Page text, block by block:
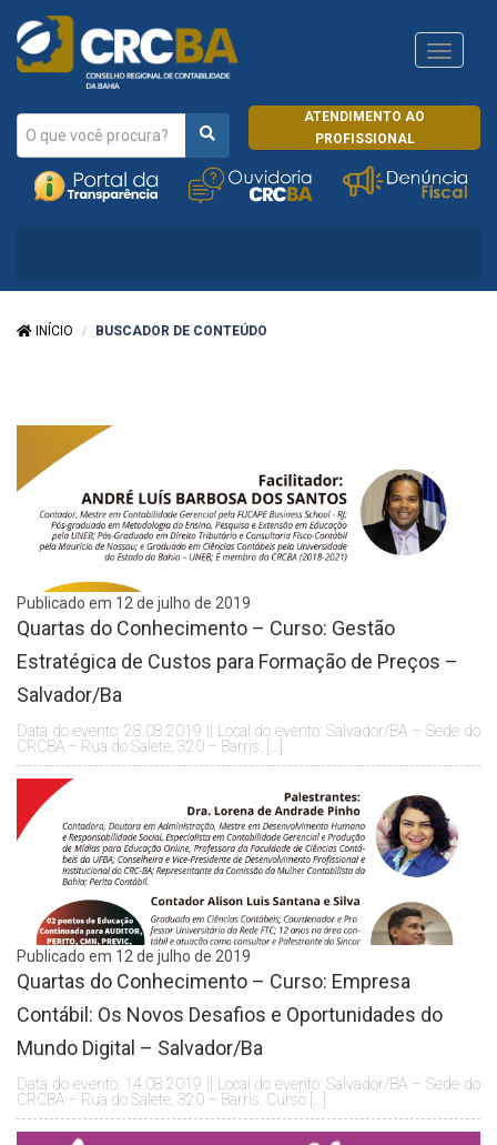
ATENDIMENTO AO
PROFISSIONAL
CRCRJ
INÍCIO BUSCADOR DE CONTEÚDO
Publicado em 12 de julho de 2019
Quartas do Conhecimento – Curso: Gestão
Estratégica de Custos para Formação de Preços –
Salvador/Ba
Data do evento: 28.08.2019 || Local do evento: Salvador/BA – Sede do
CRCBA – Rua do Salete, 320 – Barris. […]
Publicado em 12 de julho de 2019
Quartas do Conhecimento – Curso: Empresa
Contábil: Os Novos Desafios e Oportunidades do
Mundo Digital – Salvador/Ba
Data do evento: 14.08.2019 || Local do evento: Salvador/BA – Sede do
CRCBA – Rua do Salete, 320 – Barris. Curso […]